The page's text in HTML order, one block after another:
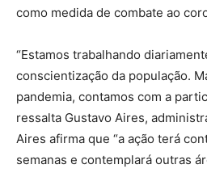
como medida de combate ao
“Estamos trabalhando
conscientização da população.
pandemia, contamos com a
ressalta Gustavo Aires,
Aires afirma que “a ação terá
semanas e contemplará outras